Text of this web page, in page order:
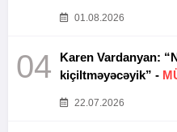
01.08.2026
04
Karen Vardanyan:
kiçiltməyəcəyik” -
22.07.2026